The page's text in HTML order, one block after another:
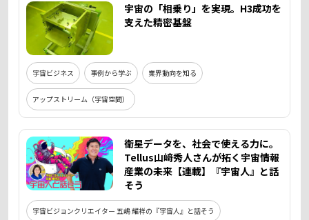
宇宙の「相乗り」を実現。H3成功を
支えた精密基盤
宇宙ビジネス 事例から学ぶ 業界動向を知る
アップストリーム（宇宙空間）
衛星データを、社会で使える力に。
Tellus山﨑秀人さんが拓く宇宙情報
産業の未来【連載】『宇宙人』と話
そう
宇宙ビジョンクリエイター 五嶋 耀祥の『宇宙人』と話そう